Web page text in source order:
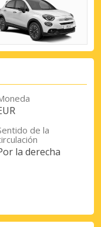
de la
la derecha